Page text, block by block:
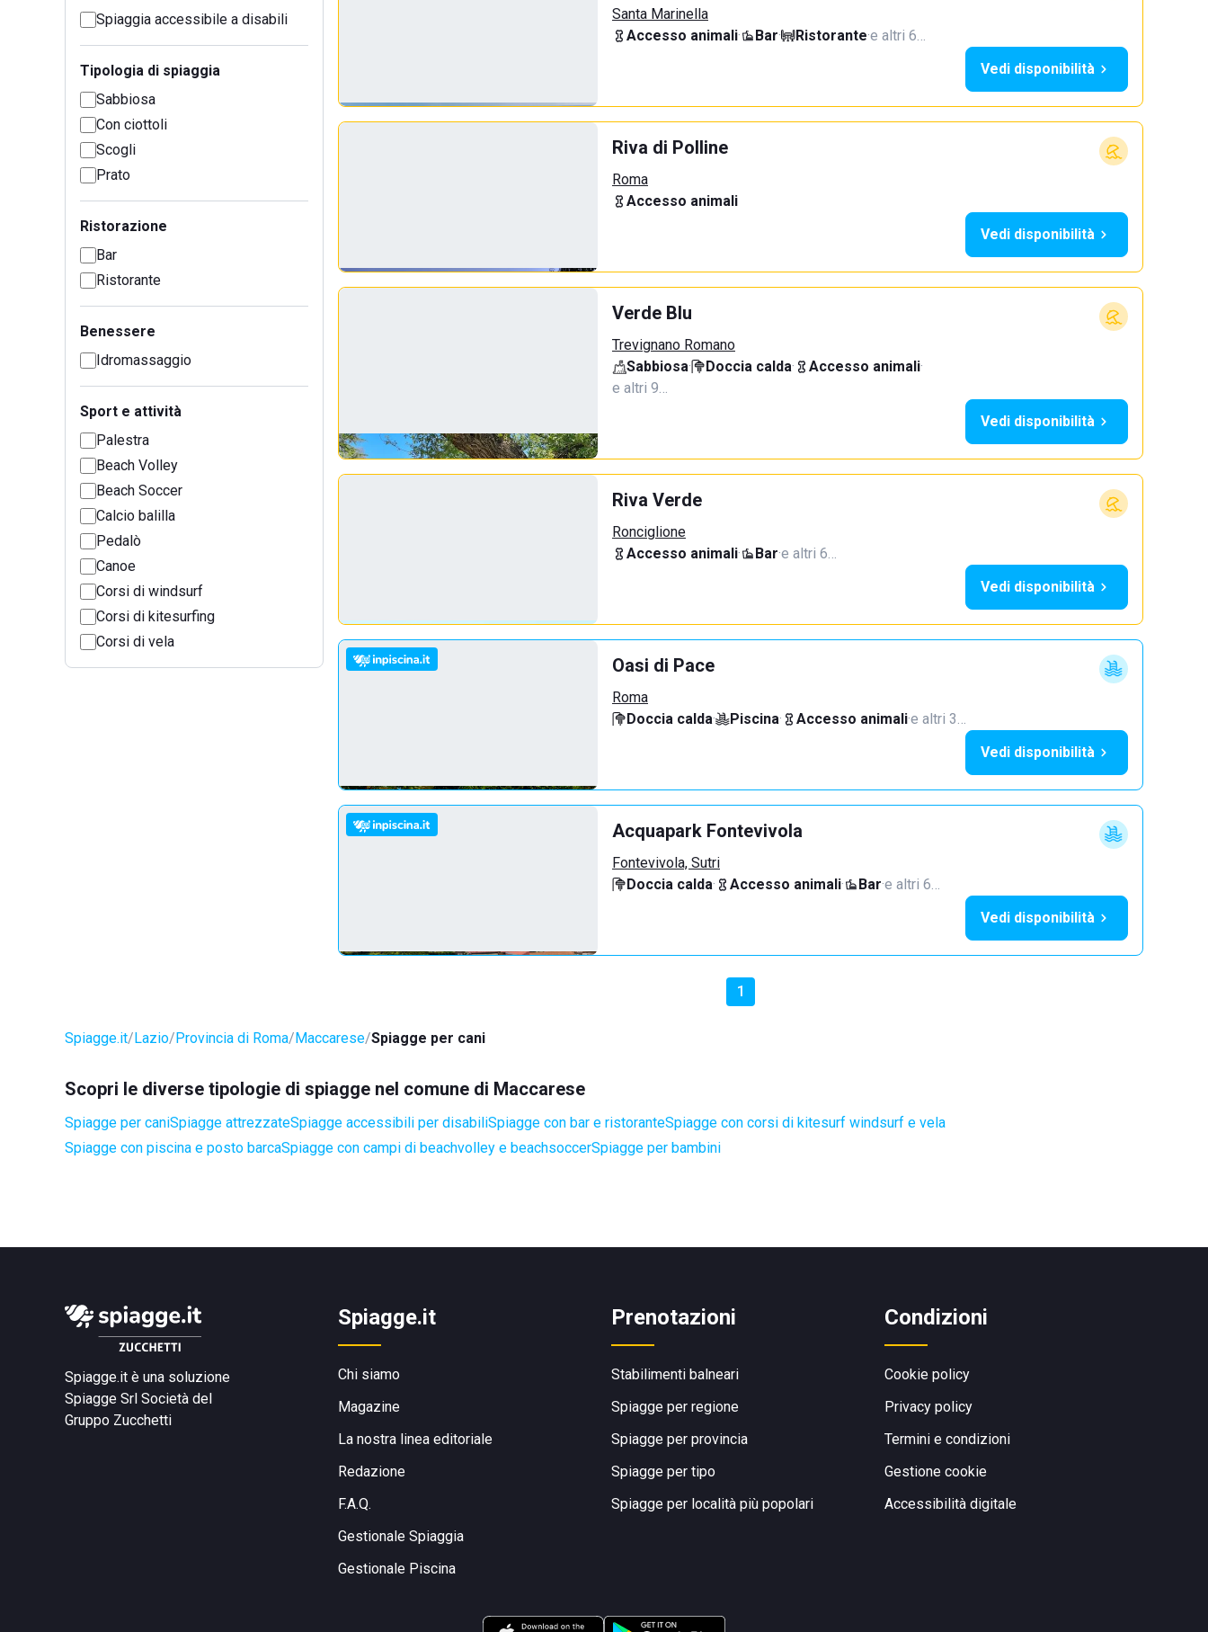
Spiaggia accessibile a disabili
Tipologia di spiaggia
Sabbiosa
Con ciottoli
Scogli
Prato
Ristorazione
Bar
Ristorante
Benessere
Idromassaggio
Sport e attività
Palestra
Beach Volley
Beach Soccer
Calcio balilla
Pedalò
Canoe
Corsi di windsurf
Corsi di kitesurfing
Corsi di vela
Santa Marinella
Accesso animali· Bar· Ristorante·e altri 6…
Vedi disponibilità
Riva di Polline
Roma
Accesso animali
Vedi disponibilità
Verde Blu
Trevignano Romano
Sabbiosa· Doccia calda· Accesso animali·
e altri 9…
Vedi disponibilità
Riva Verde
Ronciglione
Accesso animali· Bar·e altri 6…
Vedi disponibilità
Oasi di Pace
Roma
Doccia calda· Piscina· Accesso animali·e altri 3…
Vedi disponibilità
Acquapark Fontevivola
Fontevivola, Sutri
Doccia calda· Accesso animali· Bar·e altri 6…
Vedi disponibilità
1
Spiagge.it Lazio Provincia di Roma Maccarese Spiagge per cani
Scopri le diverse tipologie di spiagge nel comune di Maccarese
Spiagge per caniSpiagge attrezzateSpiagge accessibili per disabiliSpiagge con bar e ristoranteSpiagge con corsi di kitesurf windsurf e vela
Spiagge con piscina e posto barcaSpiagge con campi di beachvolley e beachsoccerSpiagge per bambini
Spiagge.it è una soluzione
Spiagge Srl Società del
Gruppo Zucchetti
Spiagge.it
Chi siamo
Magazine
La nostra linea editoriale
Redazione
F.A.Q.
Gestionale Spiaggia
Gestionale Piscina
Prenotazioni
Stabilimenti balneari
Spiagge per regione
Spiagge per provincia
Spiagge per tipo
Spiagge per località più popolari
Condizioni
Cookie policy
Privacy policy
Termini e condizioni
Gestione cookie
Accessibilità digitale